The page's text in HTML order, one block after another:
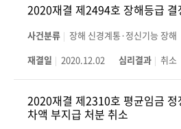
2020재결 제2494호 장해등급 결
사건분류
장해 신경계통·정신기능 장해
재결일
2020.12.02 심리결과 취소
2020재결 제2310호 평균임금 정
차액 부지급 처분 취소